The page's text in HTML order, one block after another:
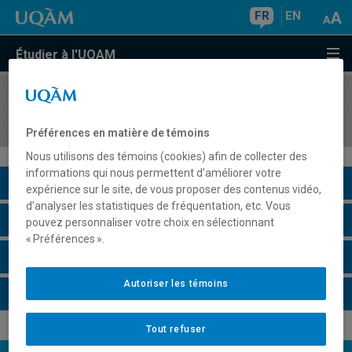
FR EN
Étudier à l'UQAM
COURS//
Description du cours
Horaire - Été 2026
Préférences en matière de témoins
Nous utilisons des témoins (cookies) afin de collecter des
informations qui nous permettent d’améliorer votre
expérience sur le site, de vous proposer des contenus vidéo,
d’analyser les statistiques de fréquentation, etc. Vous
pouvez personnaliser votre choix en sélectionnant
« Préférences ».
Tout refuser
Autoriser les témoins